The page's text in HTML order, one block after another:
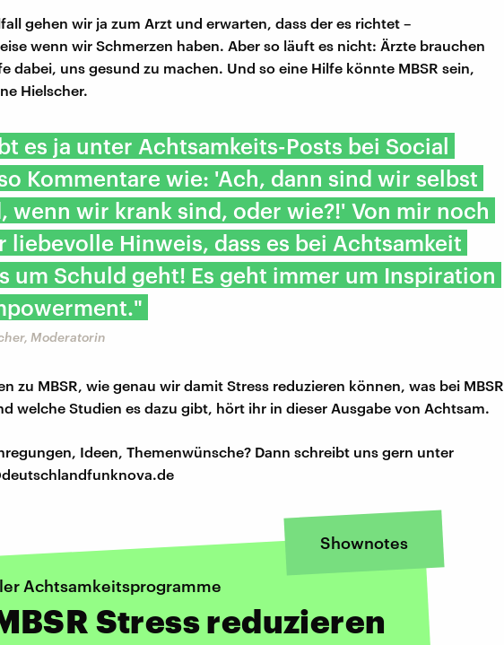
gehen wir ja zum Arzt und erwarten, dass der es richtet –
wenn wir Schmerzen haben. Aber so läuft es nicht: Ärzte brauchen
dabei, uns gesund zu machen. Und so eine Hilfe könnte MBSR sein,
Hielscher.
es ja unter Achtsamkeits-Posts bei Social
Kommentare wie: 'Ach, dann sind wir selbst
wenn wir krank sind, oder wie?!' Von mir noch
liebevolle Hinweis, dass es bei Achtsamkeit
um Schuld geht! Es geht immer um Inspiration
Moderatorin
zu MBSR, wie genau wir damit Stress reduzieren können, was bei MBSR
welche Studien es dazu gibt, hört ihr in dieser Ausgabe von Achtsam.
Ideen, Themenwünsche? Dann schreibt uns gern unter
Shownotes
Achtsamkeitsprogramme
Stress reduzieren